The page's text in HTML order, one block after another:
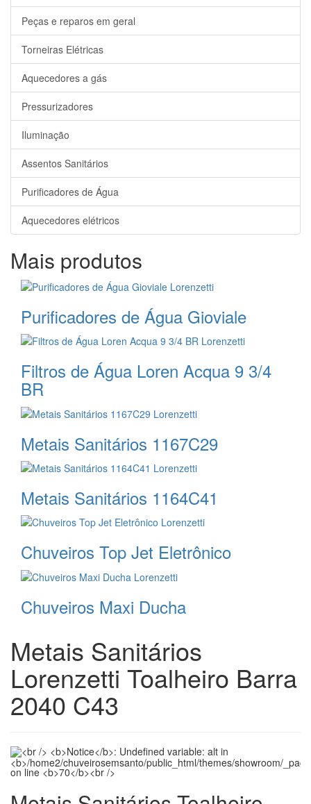
Peças e reparos em geral
Torneiras Elétricas
Aquecedores a gás
Pressurizadores
Iluminação
Assentos Sanitários
Purificadores de Água
Aquecedores elétricos
Mais produtos
Purificadores de Água Gioviale
Filtros de Água Loren Acqua 9 3/4
BR
Metais Sanitários 1167C29
Metais Sanitários 1164C41
Chuveiros Top Jet Eletrônico
Chuveiros Maxi Ducha
Metais Sanitários
Lorenzetti Toalheiro Barra
2040 C43